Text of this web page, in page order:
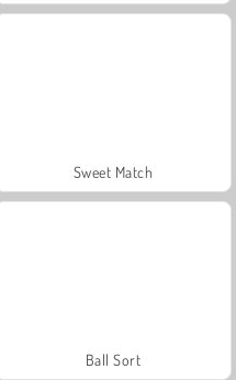
Sweet Match
Ball Sort